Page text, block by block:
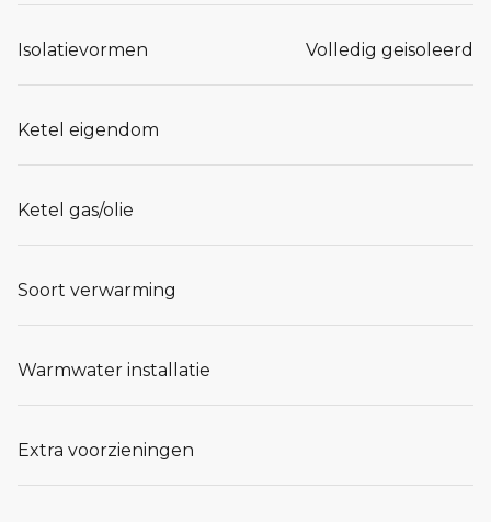
Isolatievormen Volledig geisoleerd
Ketel eigendom
Ketel gas/olie
Soort verwarming
Warmwater installatie
Extra voorzieningen